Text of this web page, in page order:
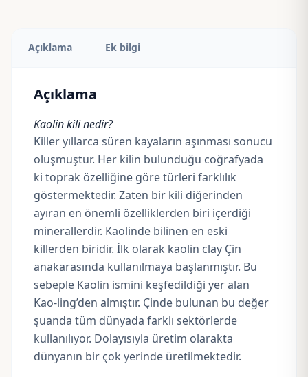
Açıklama Ek bilgi
Açıklama
Kaolin kili nedir?
Killer yıllarca süren kayaların aşınması sonucu
oluşmuştur. Her kilin bulunduğu coğrafyada
ki toprak özelliğine göre türleri farklılık
göstermektedir. Zaten bir kili diğerinden
ayıran en önemli özelliklerden biri içerdiği
minerallerdir. Kaolinde bilinen en eski
killerden biridir. İlk olarak kaolin clay Çin
anakarasında kullanılmaya başlanmıştır. Bu
sebeple Kaolin ismini keşfedildiği yer alan
Kao-ling’den almıştır. Çinde bulunan bu değer
şuanda tüm dünyada farklı sektörlerde
kullanılıyor. Dolayısıyla üretim olarakta
dünyanın bir çok yerinde üretilmektedir.